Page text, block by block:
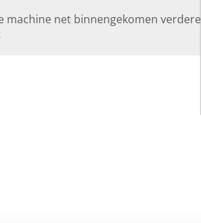
machine net binnengekomen verdere